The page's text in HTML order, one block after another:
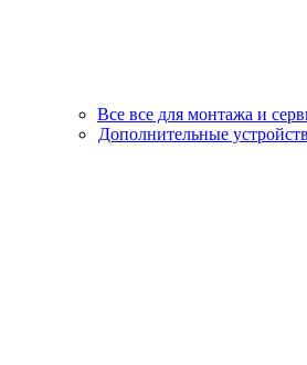
Все все для монтажа и
Дополнительные